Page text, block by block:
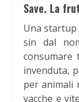
Save. La
Una
sin dal
invenduta,
per animali
vacche e